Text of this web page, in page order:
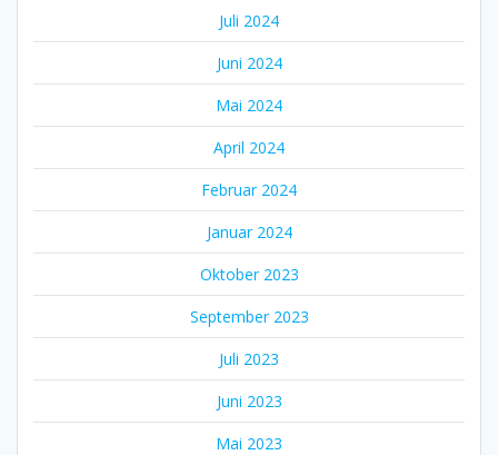
Juli 2024
Juni 2024
Mai 2024
April 2024
Februar 2024
Januar 2024
Oktober 2023
September 2023
Juli 2023
Juni 2023
Mai 2023